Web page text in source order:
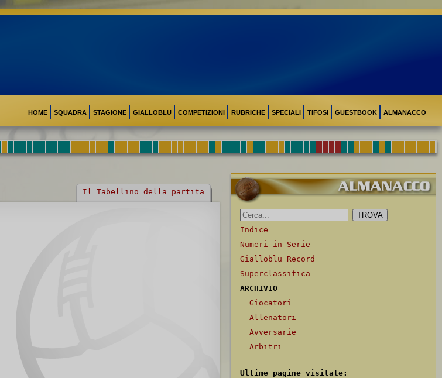
HOME SQUADRA STAGIONE GIALLOBLU COMPETIZIONI RUBRICHE SPECIALI TIFOSI GUESTBOOK ALMANACCO
Il Tabellino della partita
Indice
Numeri in Serie
Gialloblu Record
Superclassifica
ARCHIVIO
Giocatori
Allenatori
Avversarie
Arbitri
Ultime pagine visitate: